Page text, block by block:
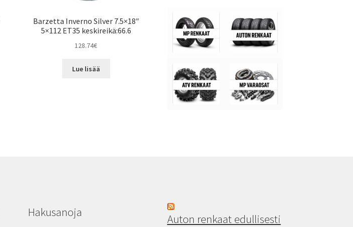
Barzetta Inverno Silver 7.5×18″
5×112 ET35 keskireikä:66.6
128.74€
Lue lisää
Hakusanoja Auton renkaat edullisesti